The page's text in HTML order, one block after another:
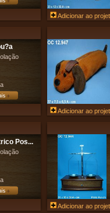
Adicionar ao
Adicionar ao
Pos...
Adicionar ao